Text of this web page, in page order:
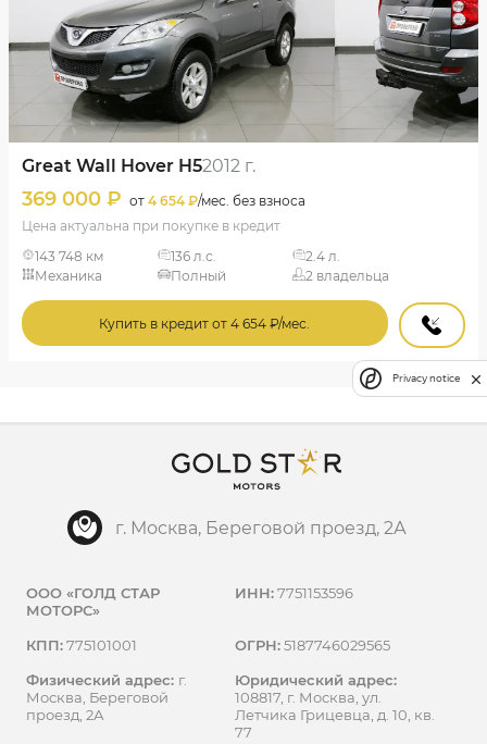
Great Wall Hover H52012 г.
369 000 ₽ от 4 654 ₽/мес. без взноса
Цена актуальна при покупке в кредит
143 748 км
136 л.с.
2.4 л.
Механика
Полный 2 владельца
Купить в кредит от 4 654 ₽/мес.
г. Москва, Береговой проезд, 2А
ООО «ГОЛД СТАР
МОТОРС»
ИНН:7751153596
КПП:775101001 ОГРН:5187746029565
Физический адрес: г.
Москва, Береговой
проезд, 2А
Юридический адрес:
108817, г. Москва, ул.
Летчика Грицевца, д. 10, кв.
77
Privacy notice